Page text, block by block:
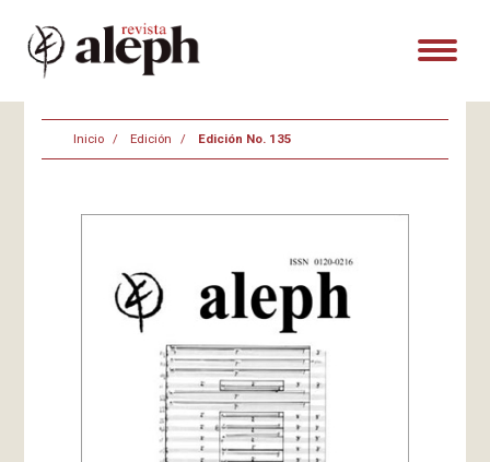
Inicio Edición Edición No. 135